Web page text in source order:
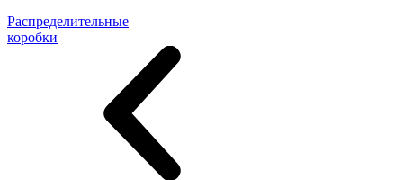
Распределительные
коробки